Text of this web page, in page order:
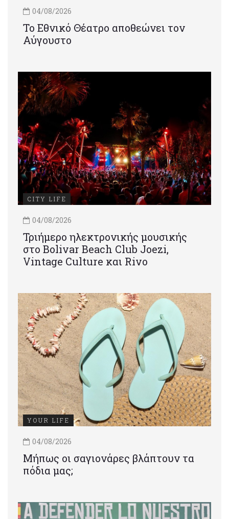
04/08/2026
Το Εθνικό Θέατρο αποθεώνει τον
Αύγουστο
CITY LIFE
04/08/2026
Τριήμερο ηλεκτρονικής μουσικής
στο Bolivar Beach Club Joezi,
Vintage Culture και Rivo
YOUR LIFE
04/08/2026
Μήπως οι σαγιονάρες βλάπτουν τα
πόδια μας;